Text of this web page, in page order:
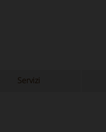
Servizi